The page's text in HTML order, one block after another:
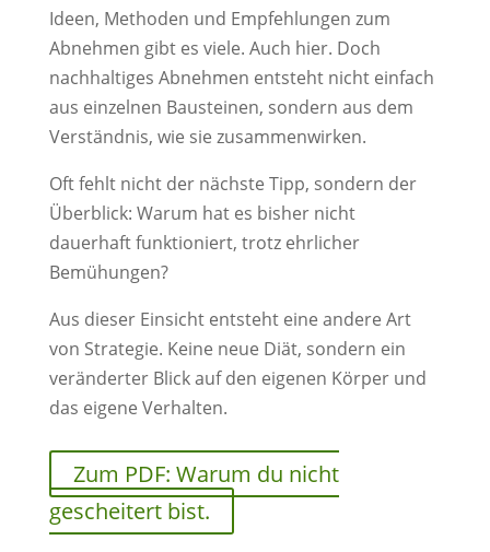
Ideen, Methoden und Empfehlungen zum
Abnehmen gibt es viele. Auch hier. Doch
nachhaltiges Abnehmen entsteht nicht einfach
aus einzelnen Bausteinen, sondern aus dem
Verständnis, wie sie zusammenwirken.
Oft fehlt nicht der nächste Tipp, sondern der
Überblick: Warum hat es bisher nicht
dauerhaft funktioniert, trotz ehrlicher
Bemühungen?
Aus dieser Einsicht entsteht eine andere Art
von Strategie. Keine neue Diät, sondern ein
veränderter Blick auf den eigenen Körper und
das eigene Verhalten.
Zum PDF: Warum du nicht
gescheitert bist.